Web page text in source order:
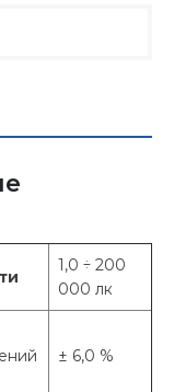
1,0 ÷ 200
000 лк
± 6,0 %